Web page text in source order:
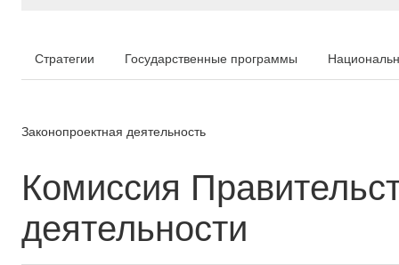
Стратегии Государственные программы
Законопроектная деятельность
Комиссия
деятельности